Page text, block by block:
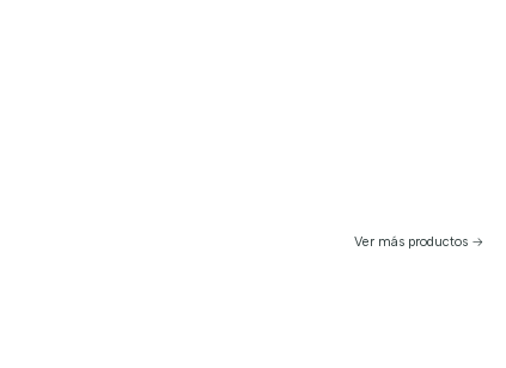
Ver más productos